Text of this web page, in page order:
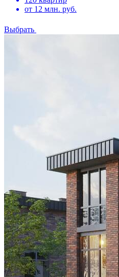
от 12 млн. руб.
Выбрать